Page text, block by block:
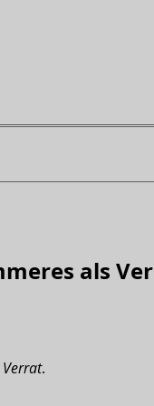
als
.